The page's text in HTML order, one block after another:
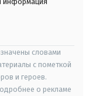
словами
с пометкой
и героев.
о рекламе